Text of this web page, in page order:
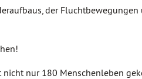
der
nur 180 Menschenleben